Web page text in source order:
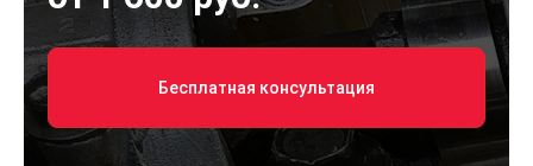
Бесплатная консультация